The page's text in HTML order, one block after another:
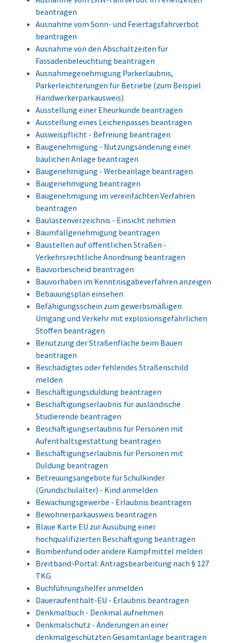
beantragen
Ausnahme vom Sonn- und Feiertagsfahrverbot
beantragen
Ausnahme von den Abschaltzeiten für
Fassadenbeleuchtung beantragen
Ausnahmegenehmigung Parkerlaubnis,
Parkerleichterungen für Betriebe (zum Beispiel
Handwerkerparkausweis)
Ausstellung einer Eheurkunde beantragen
Ausstellung eines Leichenpasses beantragen
Ausweispflicht - Befreiung beantragen
Baugenehmigung - Nutzungsänderung einer
baulichen Anlage beantragen
Baugenehmigung - Werbeanlage beantragen
Baugenehmigung beantragen
Baugenehmigung im vereinfachten Verfahren
beantragen
Baulastenverzeichnis - Einsicht nehmen
Baumfällgenehmigung beantragen
Baustellen auf öffentlichen Straßen -
Verkehrsrechtliche Anordnung beantragen
Bauvorbescheid beantragen
Bauvorhaben im Kenntnisgabeverfahren anzeigen
Bebauungsplan einsehen
Befähigungsschein zum gewerbsmäßigen
Umgang und Verkehr mit explosionsgefährlichen
Stoffen beantragen
Benutzung der Straßenfläche beim Bauen
beantragen
Beschädigtes oder fehlendes Straßenschild
melden
Beschäftigungsduldung beantragen
Beschäftigungserlaubnis für ausländische
Studierende beantragen
Beschäftigungserlaubnis für Personen mit
Aufenthaltsgestattung beantragen
Beschäftigungserlaubnis für Personen mit
Duldung beantragen
Betreuungsangebote für Schulkinder
(Grundschulalter) - Kind anmelden
Bewachungsgewerbe - Erlaubnis beantragen
Bewohnerparkausweis beantragen
Blaue Karte EU zur Ausübung einer
hochqualifizierten Beschäftigung beantragen
Bombenfund oder andere Kampfmittel melden
Breitband-Portal: Antragsbearbeitung nach § 127
TKG
Buchführungshelfer anmelden
Daueraufenthalt-EU - Erlaubnis beantragen
Denkmalbuch - Denkmal aufnehmen
Denkmalschutz - Änderungen an einer
denkmalgeschützten Gesamtanlage beantragen